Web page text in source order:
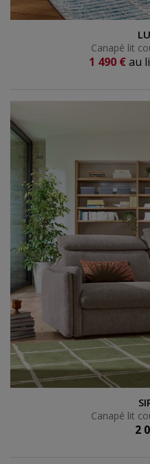
Canapé lit couchage 140 cm
Canapé lit
1 490 € au
Canapé lit couchage 140 cm
Canapé lit
2